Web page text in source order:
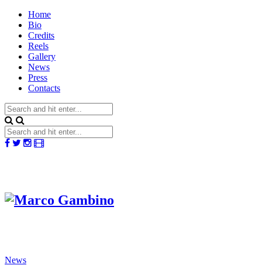
Home
Bio
Credits
Reels
Gallery
News
Press
Contacts
News